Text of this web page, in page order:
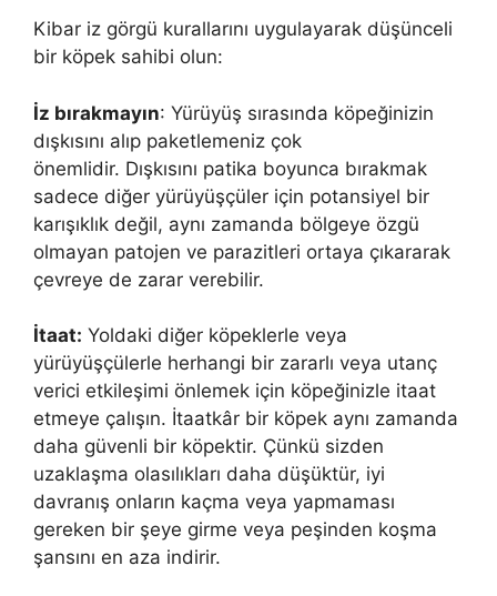
Kibar iz görgü kurallarını uygulayarak düşünceli
bir köpek sahibi olun:
İz bırakmayın: Yürüyüş sırasında köpeğinizin
dışkısını alıp paketlemeniz çok
önemlidir. Dışkısını patika boyunca bırakmak
sadece diğer yürüyüşçüler için potansiyel bir
karışıklık değil, aynı zamanda bölgeye özgü
olmayan patojen ve parazitleri ortaya çıkararak
çevreye de zarar verebilir.
İtaat: Yoldaki diğer köpeklerle veya
yürüyüşçülerle herhangi bir zararlı veya utanç
verici etkileşimi önlemek için köpeğinizle itaat
etmeye çalışın. İtaatkâr bir köpek aynı zamanda
daha güvenli bir köpektir. Çünkü sizden
uzaklaşma olasılıkları daha düşüktür, iyi
davranış onların kaçma veya yapmaması
gereken bir şeye girme veya peşinden koşma
şansını en aza indirir.